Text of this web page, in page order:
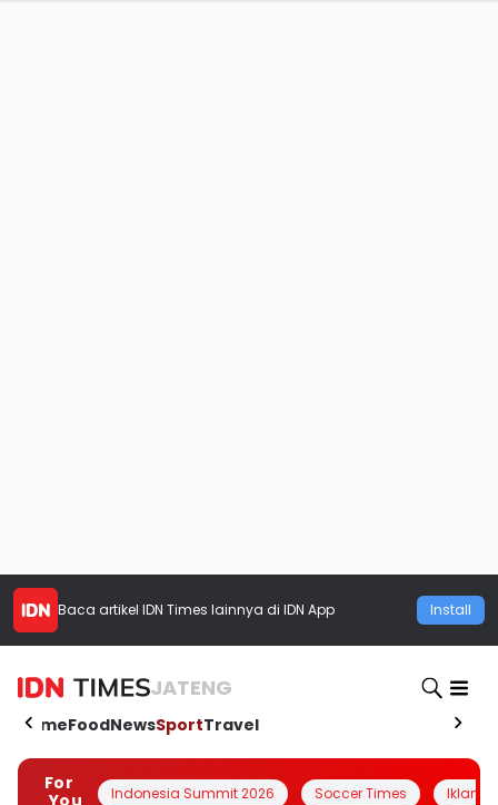
Baca artikel IDN Times lainnya di IDN App Install
JATENG
HomeFoodNewsSportTravel
For
You
Indonesia Summit 2026 Soccer Times Iklanin